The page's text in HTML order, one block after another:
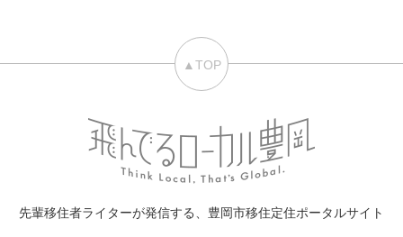
先輩移住者ライターが発信する、豊岡市移住定住ポータルサイト
▲TOP